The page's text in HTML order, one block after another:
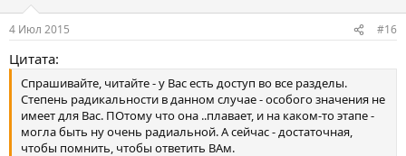
4 Июл 2015 #16
Цитата:
Спрашивайте, читайте - у Вас есть доступ во все разделы.
Степень радикальности в данном случае - особого значения не
имеет для Вас. ПОтому что она ..плавает, и на каком-то этапе -
могла быть ну очень радиальной. А сейчас - достаточная,
чтобы помнить, чтобы ответить ВАм.